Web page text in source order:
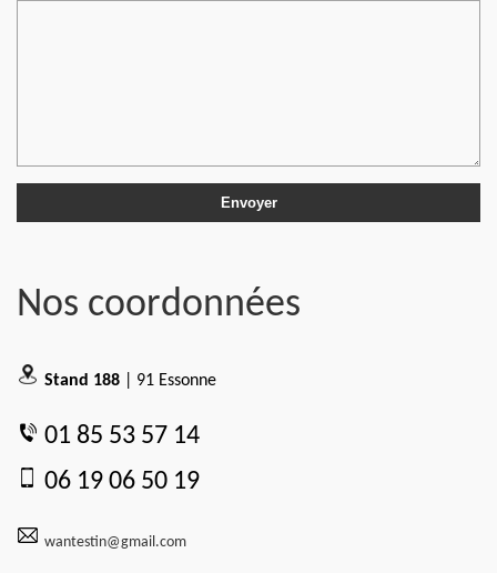
Nos coordonnées
Stand 188 | 91 Essonne
01 85 53 57 14
06 19 06 50 19
wantestin@gmail.com